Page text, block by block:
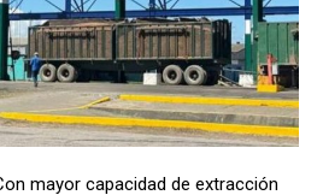
mayor capacidad de extracción